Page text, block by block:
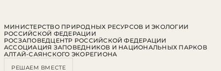
МИНИСТЕРСТВО ПРИРОДНЫХ РЕСУРСОВ И ЭКОЛОГИИ
РОССИЙСКОЙ ФЕДЕРАЦИИ
РОСЗАПОВЕДЦЕНТР РОССИЙСКОЙ ФЕДЕРАЦИИ
АССОЦИАЦИЯ ЗАПОВЕДНИКОВ И НАЦИОНАЛЬНЫХ ПАРКОВ
АЛТАЙ-САЯНСКОГО ЭКОРЕГИОНА
РЕШАЕМ ВМЕСТЕ